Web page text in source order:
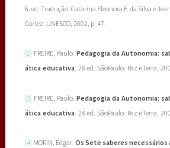
6. ed. Tradução: Catarina Eleonora F. da Silva e
Cortez; UNESCO, 2002, p. 47.
[2] FREIRE, Paulo. Pedagogia da Autonomia:
ática educativa. 28 ed. SãoPaulo: Paz eTerra,
[3] FREIRE, Paulo. Pedagogia da Autonomia:
ática educativa 28 ed. SãoPaulo: Paz eTerra,
[4] MORIN, Edgar. Os Sete saberes